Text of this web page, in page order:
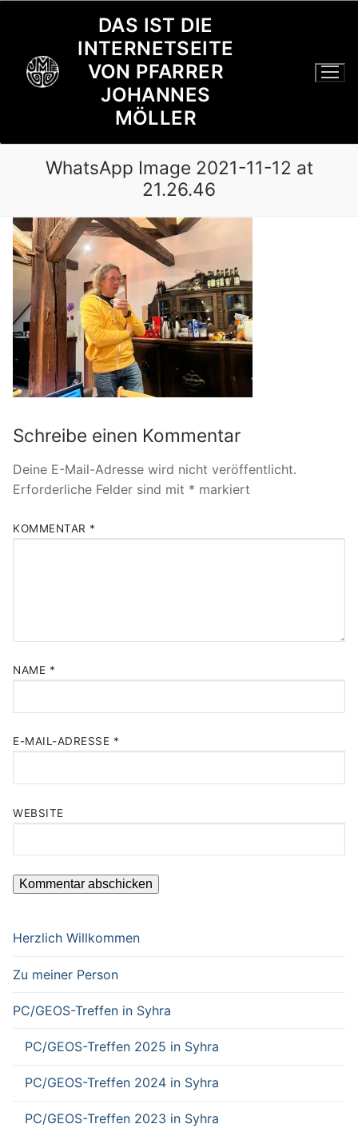
DAS IST DIE
INTERNETSEITE
VON PFARRER
JOHANNES
MÖLLER
WhatsApp Image 2021-11-12 at
21.26.46
Schreibe einen Kommentar
Deine E-Mail-Adresse wird nicht veröffentlicht.
Erforderliche Felder sind mit * markiert
KOMMENTAR *
NAME *
E-MAIL-ADRESSE *
WEBSITE
Herzlich Willkommen
Zu meiner Person
PC/GEOS-Treffen in Syhra
PC/GEOS-Treffen 2025 in Syhra
PC/GEOS-Treffen 2024 in Syhra
PC/GEOS-Treffen 2023 in Syhra